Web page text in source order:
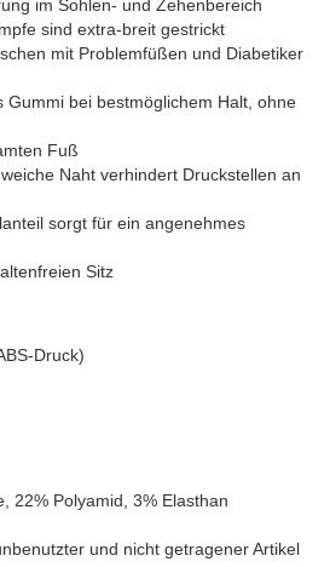
im Sohlen- und Zehenbereich
sind extra-breit gestrickt
mit Problemfüßen und Diabetiker
Gummi bei bestmöglichem Halt, ohne
Fuß
Naht verhindert Druckstellen an
sorgt für ein angenehmes
Sitz
Druck)
22% Polyamid, 3% Elasthan
und nicht getragener Artikel